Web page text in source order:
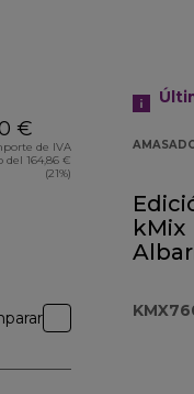
€
de IVA
del 164,86 €
(21%)
kMix